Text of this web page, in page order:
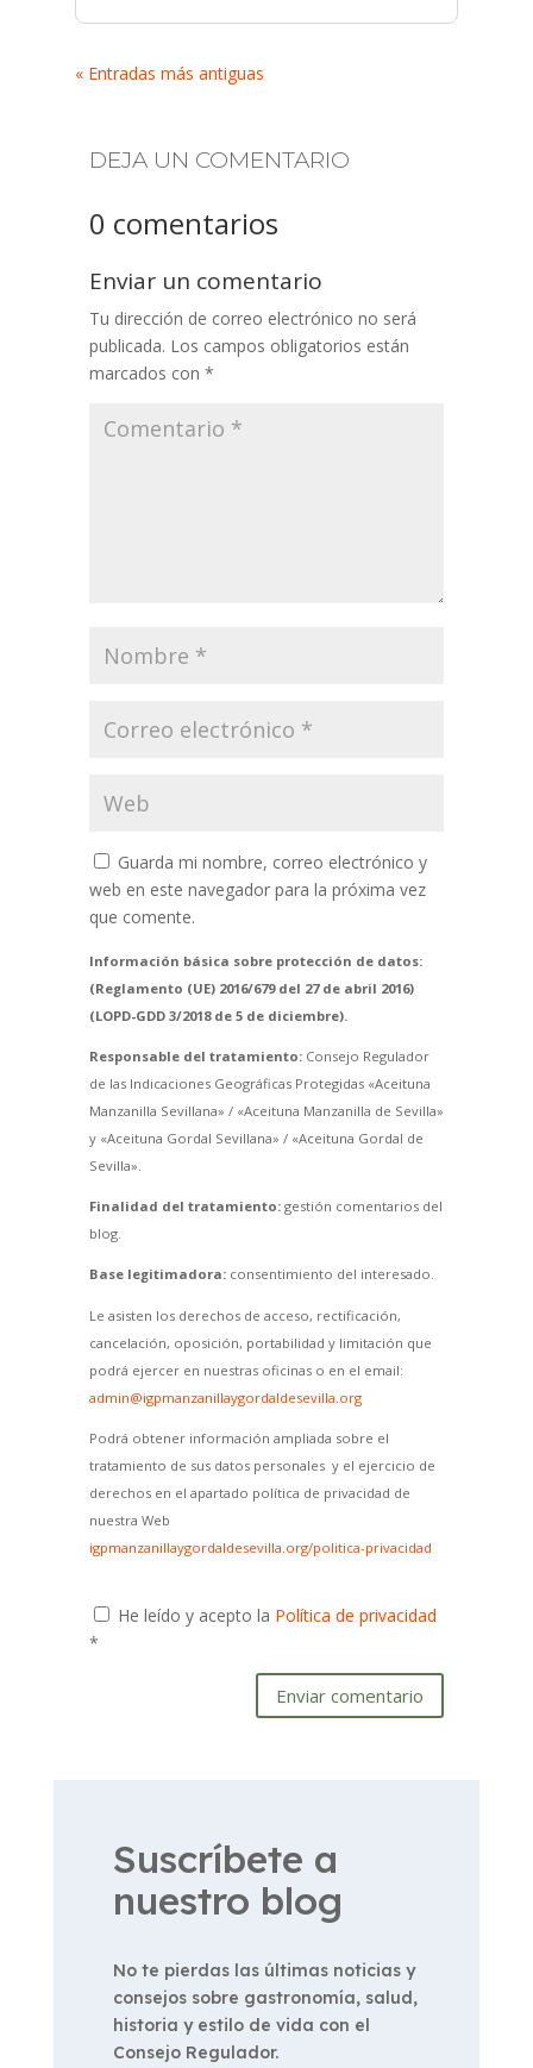
« Entradas más antiguas
DEJA UN COMENTARIO
0 comentarios
Enviar un comentario
Tu dirección de correo electrónico no será
publicada. Los campos obligatorios están
marcados con *
Guarda mi nombre, correo electrónico y
web en este navegador para la próxima vez
que comente.
Información básica sobre protección de datos:
(Reglamento (UE) 2016/679 del 27 de abril 2016)
(LOPD-GDD 3/2018 de 5 de diciembre).
Responsable del tratamiento:Consejo Regulador
de las Indicaciones Geográficas Protegidas «Aceituna
Manzanilla Sevillana» / «Aceituna Manzanilla de Sevilla»
y «Aceituna Gordal Sevillana» / «Aceituna Gordal de
Sevilla».
Finalidad del tratamiento:gestión comentarios del
blog.
Base legitimadora:consentimiento del interesado.
Le asisten los derechos de acceso, rectificación,
cancelación, oposición, portabilidad y limitación que
podrá ejercer en nuestras oficinas o en el email:
admin@igpmanzanillaygordaldesevilla.org
Podrá obtener información ampliada sobre el
tratamiento de sus datos personales y el ejercicio de
derechos en el apartado política de privacidad de
nuestra Web
igpmanzanillaygordaldesevilla.org/politica-privacidad
He leído y acepto la Política de privacidad
*
Enviar comentario
Suscríbete a
nuestro blog
No te pierdas las últimas noticias y
consejos sobre gastronomía, salud,
historia y estilo de vida con el
Consejo Regulador.